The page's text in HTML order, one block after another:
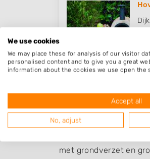
Een overzicht van
met grondverzet en
We use cookies
We may place these for analysis of our visitor
personalised content and to give you a great
information about the cookies we use open the
Accept all
No, adjust